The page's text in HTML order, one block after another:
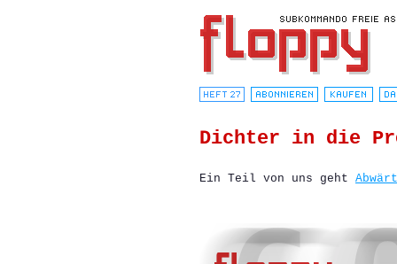
Dichter in die
Ein Teil von uns geht